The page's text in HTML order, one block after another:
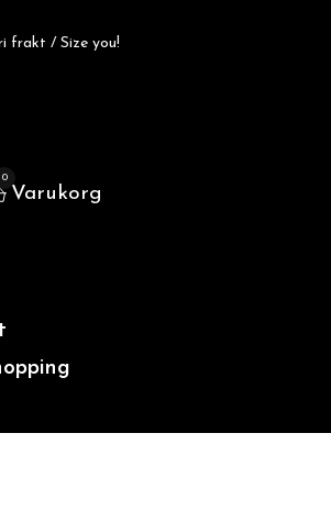
frakt / Size you!
0
Varukorg